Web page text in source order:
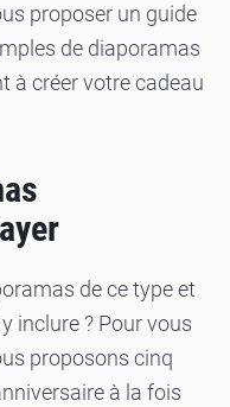
proposer un guide
de diaporamas
à créer votre cadeau
de ce type et
inclure ? Pour vous
proposons cinq
à la fois